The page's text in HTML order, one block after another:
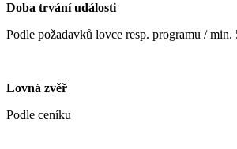
Doba trvání události
Podle požadavků lovce resp. programu /
Lovná zvěř
Podle ceníku